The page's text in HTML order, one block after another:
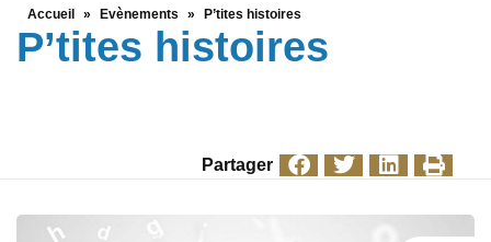
Accueil » Evènements » P’tites histoires
P’tites histoires
Partager